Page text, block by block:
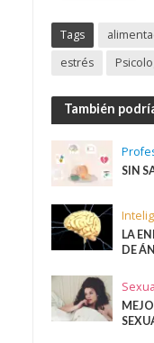
Tags
estrés
También
SIN
LA
DE